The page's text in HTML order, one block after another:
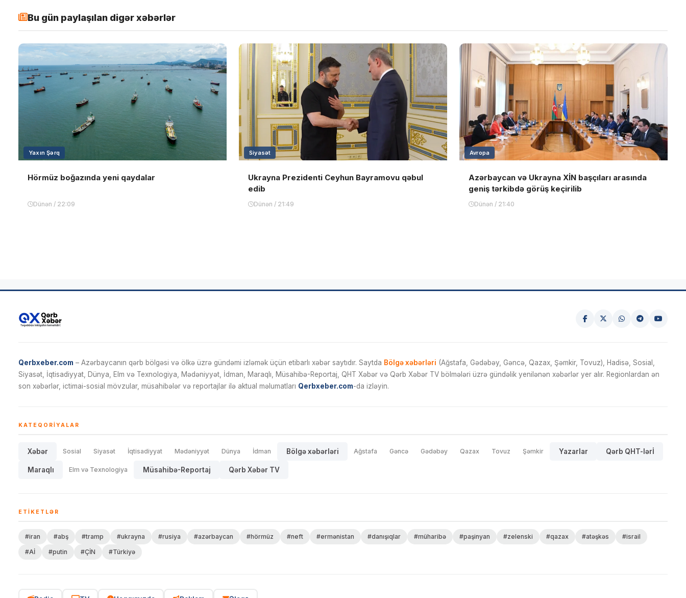
Bu gün paylaşılan digər xəbərlər
Yaxın Şərq
Hörmüz boğazında yeni qaydalar
Dünən / 22:09
Siyasət
Ukrayna Prezidenti Ceyhun Bayramovu qəbul
edib
Dünən / 21:49
Avropa
Azərbaycan və Ukrayna XİN başçıları arasında
geniş tərkibdə görüş keçirilib
Dünən / 21:40
Qerbxeber.com – Azərbaycanın qərb bölgəsi və ölkə üzrə gündəmi izləmək üçün etibarlı xəbər saytıdır. Saytda Bölgə xəbərləri (Ağstafa, Gədəbəy, Gəncə, Qazax, Şəmkir, Tovuz), Hadisə, Sosial,
Siyasət, İqtisadiyyat, Dünya, Elm və Texnologiya, Mədəniyyət, İdman, Maraqlı, Müsahibə-Reportaj, QHT Xəbər və Qərb Xəbər TV bölmələri üzrə gündəlik yenilənən xəbərlər yer alır. Regionlardan ən
son xəbərlər, ictimai-sosial mövzular, müsahibələr və reportajlar ilə aktual məlumatları Qerbxeber.com-da izləyin.
KATEQORIYALAR
Xəbər Sosial Siyasət İqtisadiyyat Mədəniyyət Dünya İdman Bölgə xəbərləri Ağstafa Gəncə Gədəbəy Qazax Tovuz Şəmkir Yazarlar Qərb QHT-lərİ
Maraqlı Elm və Texnologiya Müsahibə-Reportaj Qərb Xəbər TV
ETIKETLƏR
#iran #abş #tramp #ukrayna #rusiya #azərbaycan #hörmüz #neft #ermənistan #danışıqlar #müharibə #paşinyan #zelenski #qazax #atəşkəs
#israil
#Aİ
#putin #ÇİN #Türkiyə